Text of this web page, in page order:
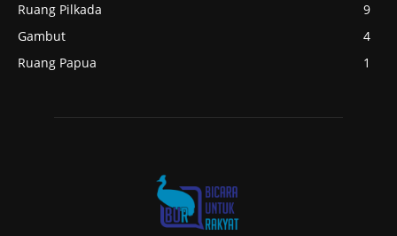
Ruang Pilkada
9
Gambut
4
Ruang Papua
1